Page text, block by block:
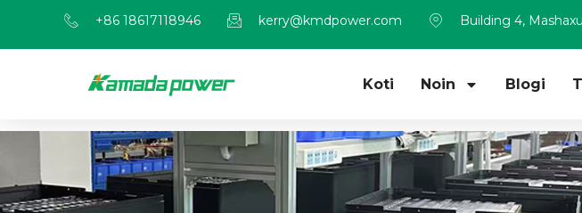
+86 18617118946 kerry@kmdpower.com Building 4,
Koti Noin Blogi